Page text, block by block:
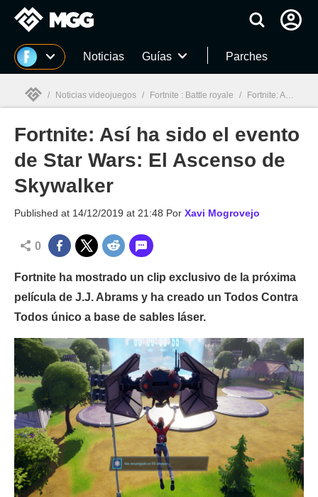
MGG Noticias Guías Parches
MGG
/ Noticias videojuegos / Fortnite : Battle royale / Fortnite: Así ha sido el evento de Star Wars: El Ascenso de Skywalker
Fortnite: Así ha sido el evento
de Star Wars: El Ascenso de
Skywalker
Published at 14/12/2019 at 21:48 Por Xavi Mogrovejo
0
Fortnite ha mostrado un clip exclusivo de la próxima
película de J.J. Abrams y ha creado un Todos Contra
Todos único a base de sables láser.